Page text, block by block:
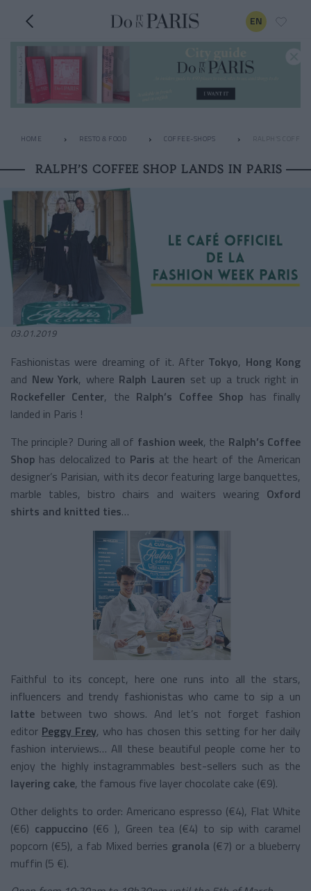
EN
HOME RESTO & FOOD COFFEE-SHOPS
RALPH’S COFFEE SHOP LANDS IN PARIS
03.01.2019
Fashionistas were dreaming of it. After Tokyo, Hong Kong
and New York, where Ralph Lauren set up a truck right in
Rockefeller Center, the Ralph’s Coffee Shop has finally
landed in Paris !
The principle? During all of fashion week, the Ralph’s Coffee
Shop has delocalized to Paris at the heart of the American
designer’s Parisian, with its decor featuring large banquettes,
marble tables, bistro chairs and waiters wearing Oxford
shirts and knitted ties…
Faithful to its concept, here one runs into all the stars,
influencers and trendy fashionistas who came to sip a un
latte between two shows. And let’s not forget fashion
editor Peggy Frey, who has chosen this setting for her daily
fashion interviews… All these beautiful people come her to
enjoy the highly instagrammables best-sellers such as the
layering cake, the famous five layer chocolate cake (€9).
Other delights to order: Americano espresso (€4), Flat White
(€6) cappuccino (€6 ), Green tea (€4) to sip with caramel
popcorn (€5), a fab Mixed berries granola (€7) or a blueberry
muffin (5 €).